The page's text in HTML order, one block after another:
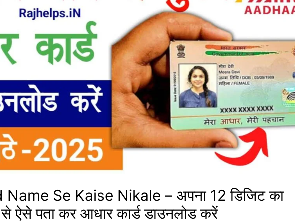
Se Kaise Nikale – अपना 12 डिजिट का
ऐसे पता कर आधार कार्ड डाउनलोड करें